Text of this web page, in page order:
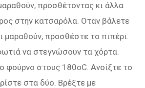
προσθέτοντας κι άλλα
στην κατσαρόλα. Οταν βάλετε
μαραθούν, προσθέστε το πιπέρι.
να στεγνώσουν τα χόρτα.
φούρνο στους 180oC. Ανοίξτε το
στα δύο. Βρέξτε με